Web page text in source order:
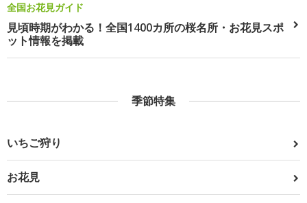
全国お花見ガイド
見頃時期がわかる！全国1400カ所の桜名所・お花見スポ
ット情報を掲載
季節特集
いちご狩り
お花見